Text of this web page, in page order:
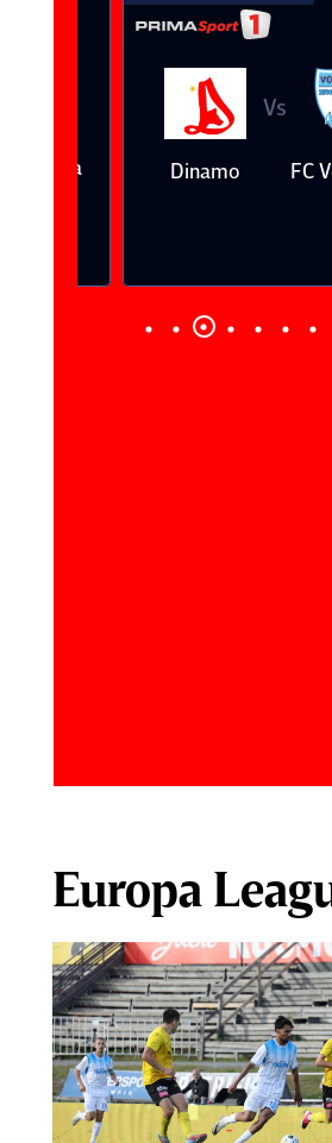
CFR a ales varianta pentru banca
tehnică după dezastrul cu
Tromso! Antrenorul a decolat
spre Cluj pentru negocierile finale
cu Varga
Dinamo
Vs
FC
Europa